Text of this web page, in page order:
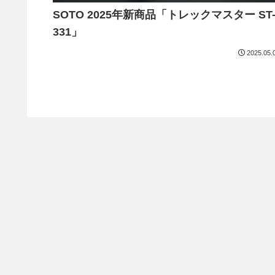
SOTO 2025年新商品「トレックマスター ST-
331」